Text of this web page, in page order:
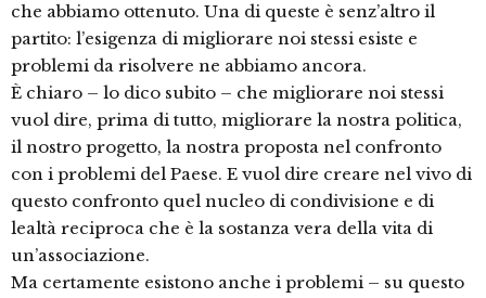
che abbiamo ottenuto. Una di queste è senz’altro il
partito: l’esigenza di migliorare noi stessi esiste e
problemi da risolvere ne abbiamo ancora.
È chiaro – lo dico subito – che migliorare noi stessi
vuol dire, prima di tutto, migliorare la nostra politica,
il nostro progetto, la nostra proposta nel confronto
con i problemi del Paese. E vuol dire creare nel vivo di
questo confronto quel nucleo di condivisione e di
lealtà reciproca che è la sostanza vera della vita di
un’associazione.
Ma certamente esistono anche i problemi – su questo